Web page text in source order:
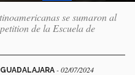
se sumaron al
de la Escuela de
- 02/07/2024